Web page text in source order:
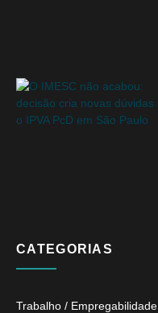
CATEGORIAS
Trabalho / Empregabilidade